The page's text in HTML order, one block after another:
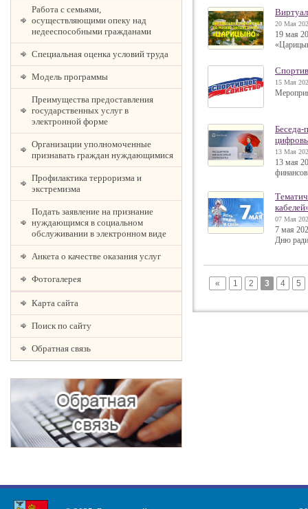
Работа с семьями,
осуществляющими опеку над
недееспособными гражданами
Специальная оценка условий труда
Модель программы
Преимущества предоставления
государственных услуг в
электронной форме
Организации уполномоченные
признавать граждан нуждающимися
Профилактика терроризма и
экстремизма
Подать заявление на признание
нуждающимся в социальном
обслуживании в электронном виде
Анкета о качестве оказания услуг
Фотогалерея
Карта сайта
Поиск по сайту
Обратная связь
20 Мая
19 мая
15 Мая
Беседа-
13 Мая
13 мая
07 Мая
7 мая
Дню
« 1 2 3 4 5